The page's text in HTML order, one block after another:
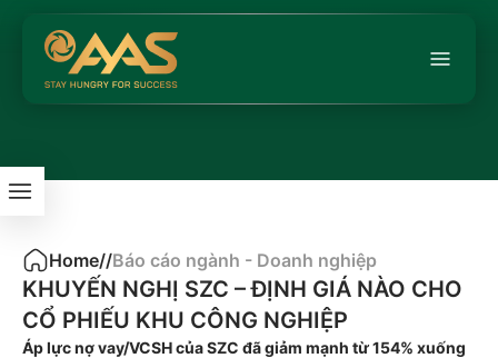
Home//Báo cáo ngành - Doanh nghiệp
KHUYẾN NGHỊ SZC – ĐỊNH GIÁ NÀO CHO
CỔ PHIẾU KHU CÔNG NGHIỆP
Áp lực nợ vay/VCSH của SZC đã giảm mạnh từ 154% xuống